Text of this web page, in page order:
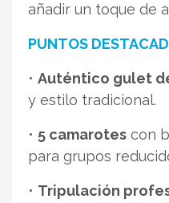
añadir un toque de
PUNTOS
• Auténtico gulet
y estilo tradicional.
• 5 camarotes con
para grupos
• Tripulación